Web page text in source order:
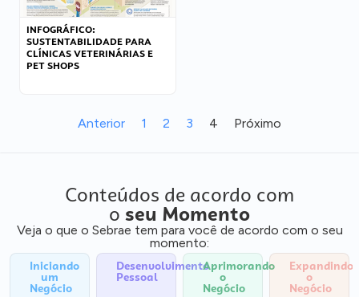
INFOGRÁFICO:
SUSTENTABILIDADE PARA
CLÍNICAS VETERINÁRIAS E
PET SHOPS
Anterior 1 2 3 4 Próximo
Conteúdos de acordo com
o seu Momento
Veja o que o Sebrae tem para você de acordo com o seu
momento:
Iniciando
um
Negócio
Desenvolvimento
Pessoal
Aprimorando
o
Negócio
Expandindo
o
Negócio